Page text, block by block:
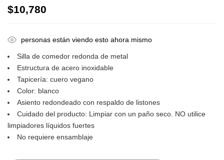
$10,780
personas están viendo esto ahora mismo
Silla de comedor redonda de metal
Estructura de acero inoxidable
Tapicería: cuero vegano
Color: blanco
Asiento redondeado con respaldo de listones
Cuidado del producto: Limpiar con un paño seco. NO utilice
limpiadores líquidos fuertes
No requiere ensamblaje